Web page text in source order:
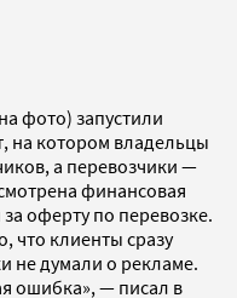
фото) запустили
на котором владельцы
а перевозчики —
финансовая
за оферту по перевозке.
что клиенты сразу
не думали о рекламе.
ошибка», — писал в